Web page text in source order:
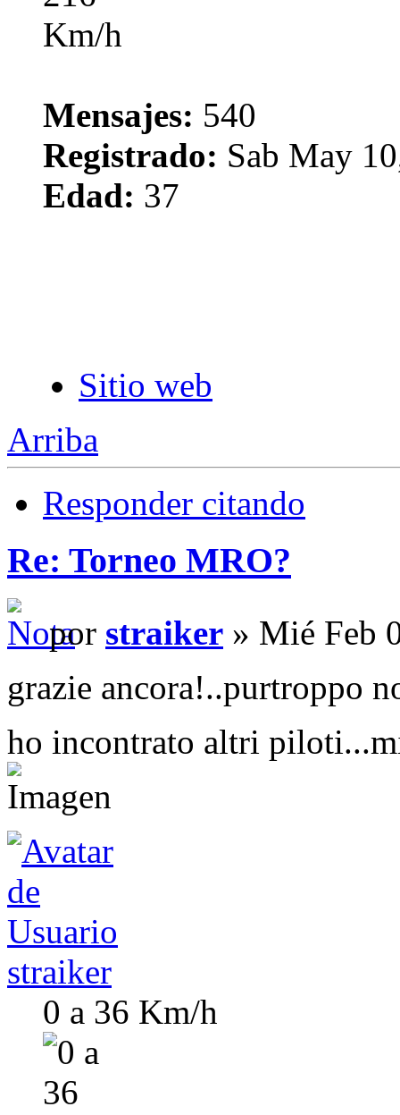
Mensajes: 540
Registrado: Sab May
Edad: 37
Sitio web
Arriba
Responder citando
Re: Torneo MRO?
por straiker » Mié Feb
grazie ancora!..purtroppo
ho incontrato altri
straiker
0 a 36 Km/h